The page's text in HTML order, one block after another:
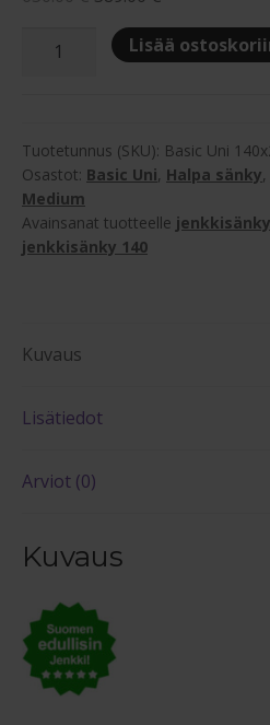
hinta
oli:
hinta
on:
Basic
määrä
Lisää
Tuotetunnus (SKU): Basic Uni
Osastot: Basic Uni, Halpa sänky,
Medium
Avainsanat tuotteelle
jenkkisänky 140
Kuvaus
Lisätiedot
Arviot (0)
Kuvaus